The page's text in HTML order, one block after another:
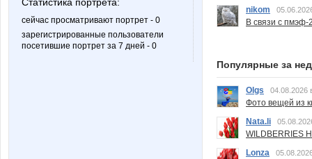
сейчас просматривают портрет - 0
зарегистрированные пользователи
посетившие портрет за 7 дней - 0
nikom
В связи с пмэф-
Популярные за
Olgs 04.08.2026
Фото вещей из
Nata.li
Lonza